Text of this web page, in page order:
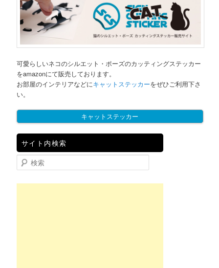
可愛らしいネコのシルエット・ポーズのカッティングステッカー
をamazonにて販売しております。
お部屋のインテリアなどにキャットステッカーをぜひご利用下さ
い。
キャットステッカー
サイト内検索
検索